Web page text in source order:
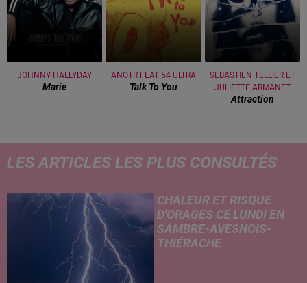
JOHNNY HALLYDAY
Marie
ANOTR FEAT 54 ULTRA
Talk To You
SÉBASTIEN TELLIER ET
JULIETTE ARMANET
Attraction
LES ARTICLES LES PLUS CONSULTÉS
CHALEUR ET RISQUE
D'ORAGES CE LUNDI EN
SAMBRE-AVESNOIS-
THIÉRACHE